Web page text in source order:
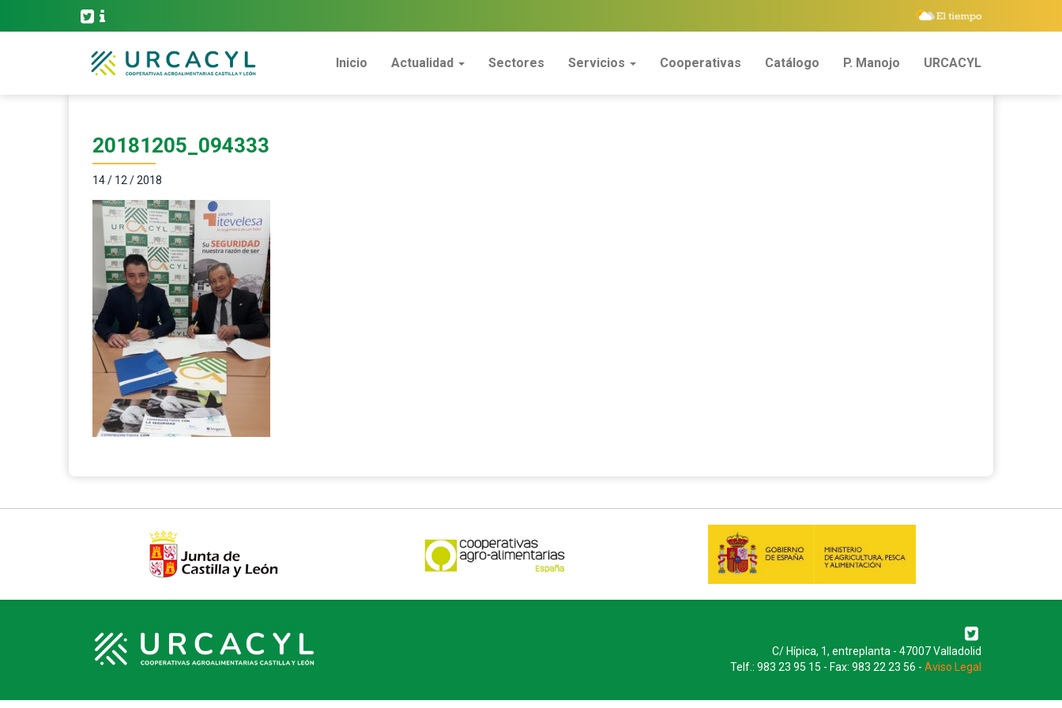
Inicio Actualidad Sectores Servicios Cooperativas Catálogo P. Manojo URCACYL
20181205_094333
14 / 12 / 2018
C/ Hípica, 1, entreplanta - 47007 Valladolid
Telf.: 983 23 95 15 - Fax: 983 22 23 56 - Aviso Legal